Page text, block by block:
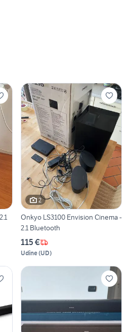
2
Onkyo LS3100 Envision Cinema -
2.1 Bluetooth
115 €
Udine(UD)